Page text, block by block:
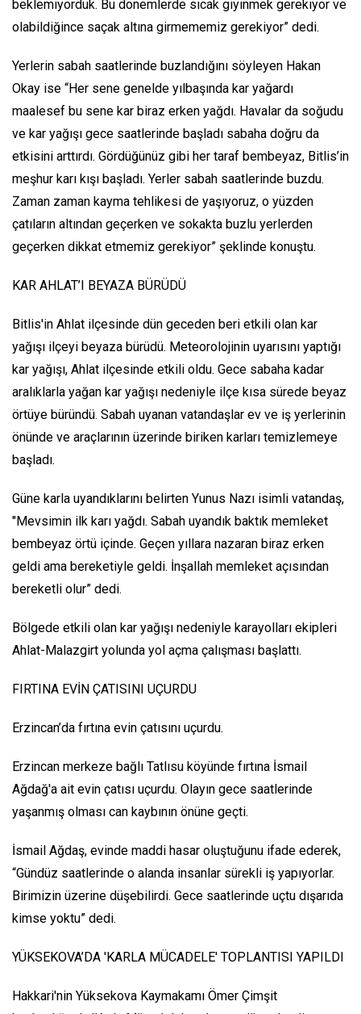
beklemiyorduk. Bu dönemlerde sıcak giyinmek gerekiyor ve
olabildiğince saçak altına girmememiz gerekiyor” dedi.
Yerlerin sabah saatlerinde buzlandığını söyleyen Hakan
Okay ise “Her sene genelde yılbaşında kar yağardı
maalesef bu sene kar biraz erken yağdı. Havalar da soğudu
ve kar yağışı gece saatlerinde başladı sabaha doğru da
etkisini arttırdı. Gördüğünüz gibi her taraf bembeyaz, Bitlis’in
meşhur karı kışı başladı. Yerler sabah saatlerinde buzdu.
Zaman zaman kayma tehlikesi de yaşıyoruz, o yüzden
çatıların altından geçerken ve sokakta buzlu yerlerden
geçerken dikkat etmemiz gerekiyor” şeklinde konuştu.
KAR AHLAT’I BEYAZA BÜRÜDÜ
Bitlis'in Ahlat ilçesinde dün geceden beri etkili olan kar
yağışı ilçeyi beyaza bürüdü. Meteorolojinin uyarısını yaptığı
kar yağışı, Ahlat ilçesinde etkili oldu. Gece sabaha kadar
aralıklarla yağan kar yağışı nedeniyle ilçe kısa sürede beyaz
örtüye büründü. Sabah uyanan vatandaşlar ev ve iş yerlerinin
önünde ve araçlarının üzerinde biriken karları temizlemeye
başladı.
Güne karla uyandıklarını belirten Yunus Nazı isimli vatandaş,
"Mevsimin ilk karı yağdı. Sabah uyandık baktık memleket
bembeyaz örtü içinde. Geçen yıllara nazaran biraz erken
geldi ama bereketiyle geldi. İnşallah memleket açısından
bereketli olur” dedi.
Bölgede etkili olan kar yağışı nedeniyle karayolları ekipleri
Ahlat-Malazgirt yolunda yol açma çalışması başlattı.
FIRTINA EVİN ÇATISINI UÇURDU
Erzincan’da fırtına evin çatısını uçurdu.
Erzincan merkeze bağlı Tatlısu köyünde fırtına İsmail
Ağdağ'a ait evin çatısı uçurdu. Olayın gece saatlerinde
yaşanmış olması can kaybının önüne geçti.
İsmail Ağdaş, evinde maddi hasar oluştuğunu ifade ederek,
“Gündüz saatlerinde o alanda insanlar sürekli iş yapıyorlar.
Birimizin üzerine düşebilirdi. Gece saatlerinde uçtu dışarıda
kimse yoktu” dedi.
YÜKSEKOVA’DA 'KARLA MÜCADELE' TOPLANTISI YAPILDI
Hakkari'nin Yüksekova Kaymakamı Ömer Çimşit